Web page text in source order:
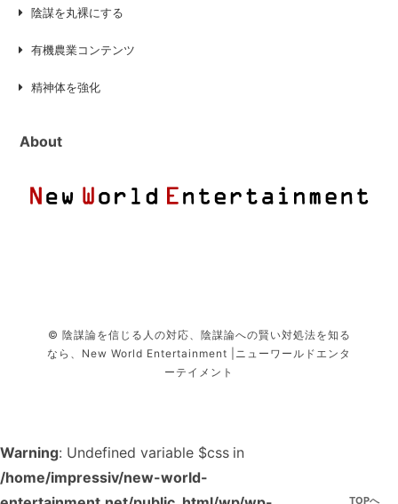
陰謀を丸裸にする
有機農業コンテンツ
精神体を強化
About
TOPへ
© 陰謀論を信じる人の対応、陰謀論への賢い対処法を知る
なら、New World Entertainment |ニューワールドエンタ
ーテイメント
Warning: Undefined variable $css in
/home/impressiv/new-world-